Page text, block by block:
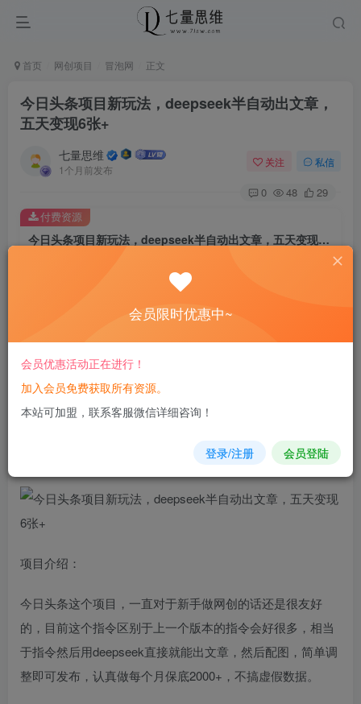
首页 网创项目 冒泡网 正文
今日头条项目新玩法，deepseek半自动出文章，
五天变现6张+
七量思维
1个月前发布
关注 私信
0 48 29
今日头条项目新玩法，deepseek半自动出文章，五天变现6张+
8.8
免费
您当前未登录！建议登陆后购买，可保存购买订单
付费资源
项目介绍：
今日头条这个项目，一直对于新手做网创的话还是很友好
的，目前这个指令区别于上一个版本的指令会好很多，相当
于指令然后用deepseek直接就能出文章，然后配图，简单调
整即可发布，认真做每个月保底2000+，不搞虚假数据。
会员限时优惠中~
会员优惠活动正在进行！
加入会员免费获取所有资源。
本站可加盟，联系客服微信详细咨询！
登录/注册 会员登陆